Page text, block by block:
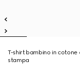
T-shirt bambino in cotone
stampa